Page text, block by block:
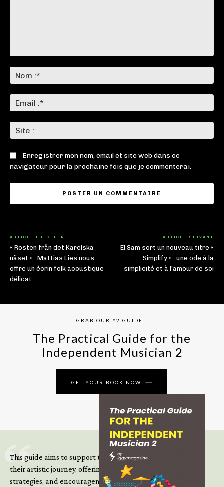
:*
:*
:
Enregistrer mon nom, email et site web dans ce
navigateur pour la prochaine fois que je commenterai.
ARTICLE PRÉCÉDENT
« Rösten från det Karelska
näset » : Mattias Lies nous
offre un écrin folk acoustique
délicat
ARTICLE SUIVANT
El Sam sort un nouveau titre «
Simplify » : une ode à la
simplicité et à l’amour de soi
GRAB OUR #2 GUIDE :
The Practical Guide for the
Independent Musician 2
GET YOUR BOOK NOW
This guide aims to support those climbing the next steps of
their artistic journey, offering practical insight, updated
strategies, and encouragement to continue building